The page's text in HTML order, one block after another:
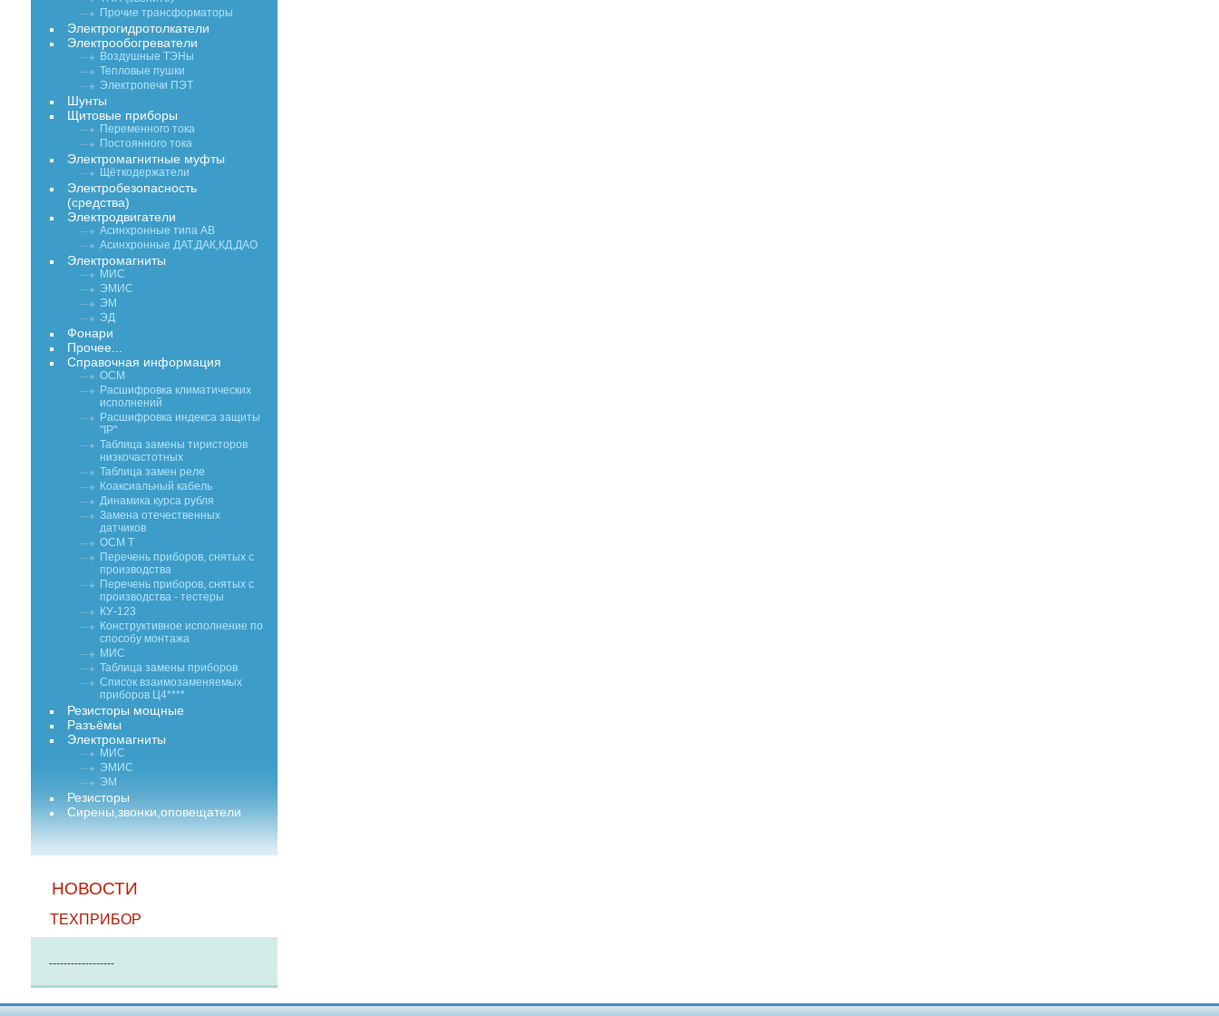
Прочие трансформаторы
Электрогидротолкатели
Электрообогреватели
Воздушные ТЭНы
Тепловые пушки
Электропечи ПЭТ
Шунты
Щитовые приборы
Переменного тока
Постоянного тока
Электромагнитные муфты
Щёткодержатели
Электробезопасность
(средства)
Электродвигатели
Асинхронные типа АВ
Асинхронные ДАТ,ДАК,КД,ДАО
Электромагниты
МИС
ЭМИС
ЭМ
ЭД
Фонари
Прочее...
Справочная информация
ОСМ
Расшифровка климатических
исполнений
Расшифровка индекса защиты
"IP"
Таблица замены тиристоров
низкочастотных
Таблица замен реле
Коаксиальный кабель
Динамика курса рубля
Замена отечественных
датчиков
ОСМ Т
Перечень приборов, снятых с
производства
Перечень приборов, снятых с
производства - тестеры
КУ-123
Конструктивное исполнение по
способу монтажа
МИС
Таблица замены приборов
Список взаимозаменяемых
приборов Ц4****
Резисторы мощные
Разъёмы
Электромагниты
МИС
ЭМИС
ЭМ
Резисторы
Сирены,звонки,оповещатели
НОВОСТИ
ТЕХПРИБОР
------------------